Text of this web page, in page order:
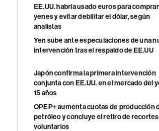
EE.UU. habría usado euros para comprar
yenes y evitar debilitar el dólar, según
analistas
Yen sube ante especulaciones de una
intervención tras el respaldo de EE.UU
Japón confirma la primera intervención
conjunta con EE.UU. en el mercado del
15 años
OPEP+ aumenta cuotas de producción
petróleo y concluye el retiro de recortes
voluntarios